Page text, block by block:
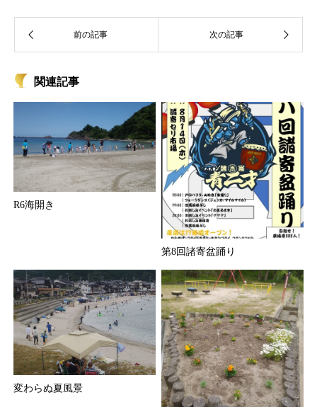
関連記事
R6海開き
第8回諸寄盆踊り
変わらぬ夏風景